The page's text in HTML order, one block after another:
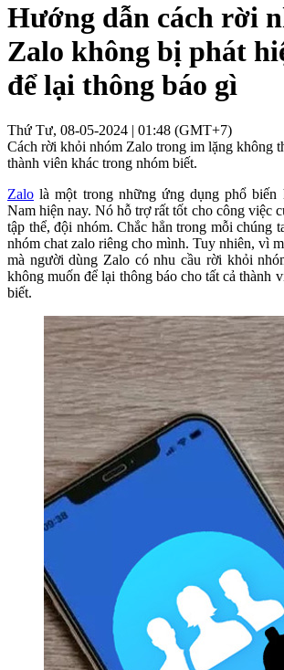
Hướng dẫn cách rời
Zalo không bị phát
để lại thông báo gì
Thứ Tư, 08-05-2024 | 01:48 (GMT+7)
Cách rời khỏi nhóm Zalo trong im lặng không
thành viên khác trong nhóm biết.
Zalo là một trong những ứng dụng phổ biến
Nam hiện nay. Nó hỗ trợ rất tốt cho công việc
tập thể, đội nhóm. Chắc hẳn trong mỗi chúng
nhóm chat zalo riêng cho mình. Tuy nhiên, vì
mà người dùng Zalo có nhu cầu rời khỏi
không muốn để lại thông báo cho tất cả thành
biết.